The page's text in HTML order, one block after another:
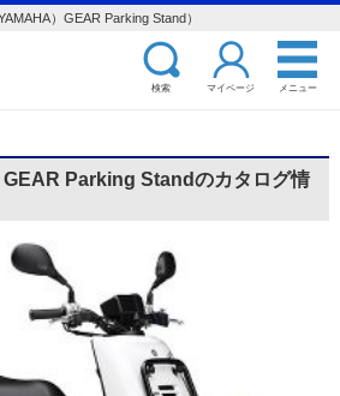
）GEAR Parking Stand）
検索 マイページ メニュー
Parking Standのカタログ情